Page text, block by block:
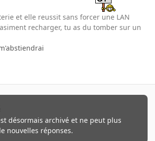
et elle reussit sans forcer une LAN
recharger, tu as du tomber sur un
désormais archivé et ne peut plus
nouvelles réponses.